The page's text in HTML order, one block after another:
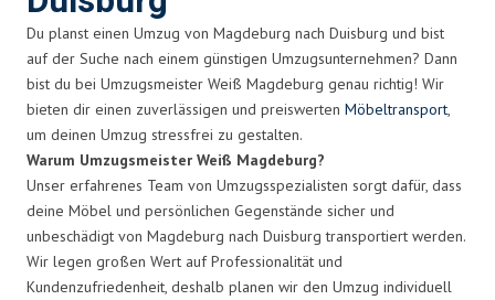
Du planst einen Umzug von Magdeburg nach Duisburg und bist
auf der Suche nach einem günstigen Umzugsunternehmen? Dann
bist du bei Umzugsmeister Weiß Magdeburg genau richtig! Wir
bieten dir einen zuverlässigen und preiswerten Möbeltransport,
um deinen Umzug stressfrei zu gestalten.
Warum Umzugsmeister Weiß Magdeburg?
Unser erfahrenes Team von Umzugsspezialisten sorgt dafür, dass
deine Möbel und persönlichen Gegenstände sicher und
unbeschädigt von Magdeburg nach Duisburg transportiert werden.
Wir legen großen Wert auf Professionalität und
Kundenzufriedenheit, deshalb planen wir den Umzug individuell